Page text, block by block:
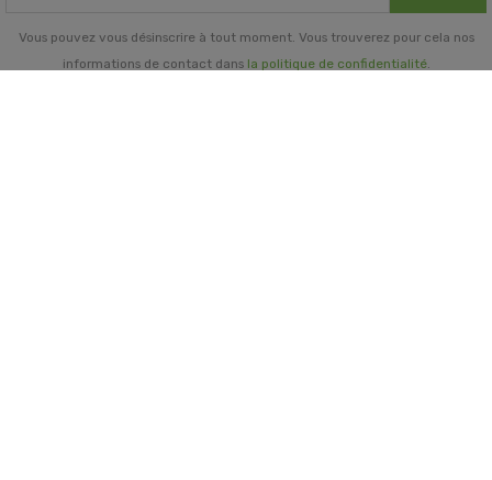
Vous pouvez vous désinscrire à tout moment. Vous trouverez pour cela nos
informations de contact dans la politique de confidentialité.